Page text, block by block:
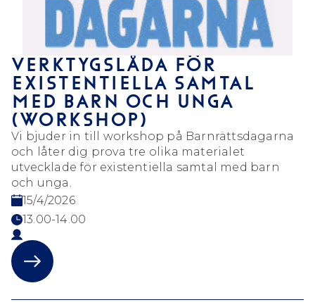
VERKTYGSLÅDA FÖR
EXISTENTIELLA SAMTAL
MED BARN OCH UNGA
(WORKSHOP)
Vi bjuder in till workshop på Barnrättsdagarna
och låter dig prova tre olika materialet
utvecklade för existentiella samtal med barn
och unga.
15/4/2026
13.00-14.00